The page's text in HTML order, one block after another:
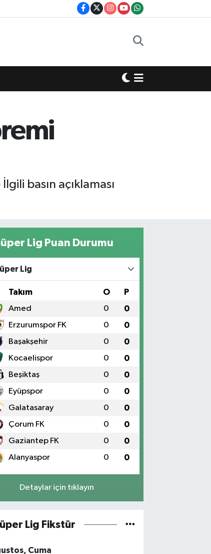
basın açıklaması
Lig Puan Durumu
Lig
Takım O P
Amed 0 0
Erzurumspor FK 0 0
Başakşehir 0 0
Kocaelispor 0 0
Beşiktaş 0 0
Eyüpspor 0 0
Galatasaray 0 0
Çorum FK 0 0
Gaziantep FK 0 0
Alanyaspor 0 0
Detaylar için tıklayın
Lig Fikstür
Cuma